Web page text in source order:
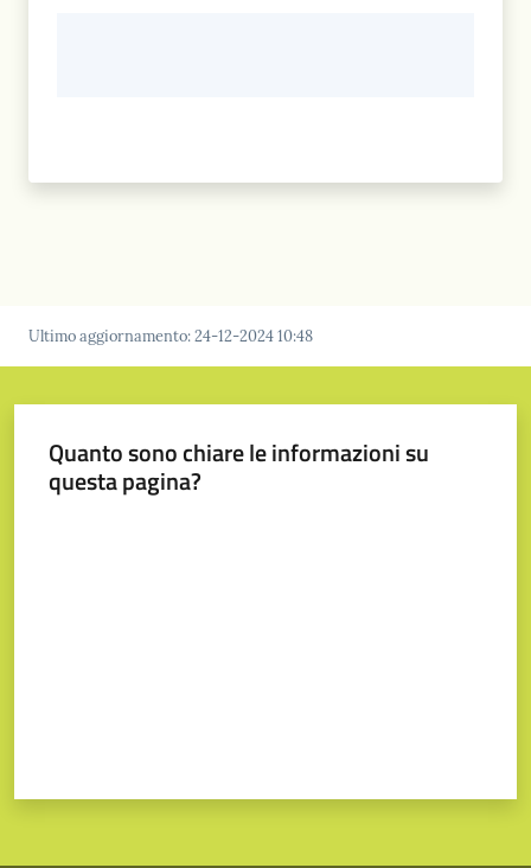
Ultimo aggiornamento:24-12-2024 10:48
Quanto sono chiare le informazioni su
questa pagina?